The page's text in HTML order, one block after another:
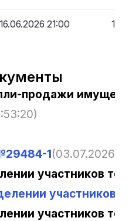
16.06.2026 21:00
продажи
1(03.07.2026,
участников
участников
участников